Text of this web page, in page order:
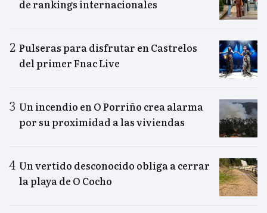
de rankings internacionales
Pulseras para disfrutar en Castrelos
del primer Fnac Live
Un incendio en O Porriño crea alarma
por su proximidad a las viviendas
Un vertido desconocido obliga a cerrar
la playa de O Cocho